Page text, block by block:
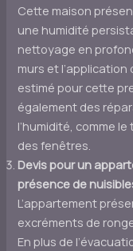
Cette maison
une humidité
nettoyage en
murs et
estimé pour cette
également des
l’humidité, comme
des fenêtres.
Devis pour un
présence de
L’appartement
excréments de
En plus de